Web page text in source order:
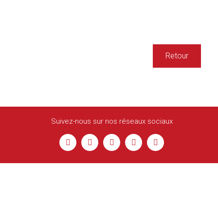
Retour
Suivez-nous sur nos réseaux sociaux